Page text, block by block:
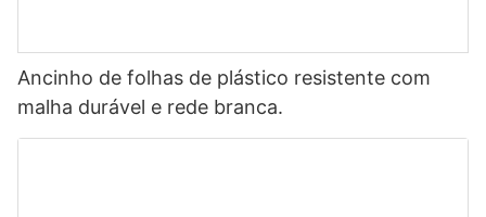
Ancinho de folhas de plástico resistente com
malha durável e rede branca.